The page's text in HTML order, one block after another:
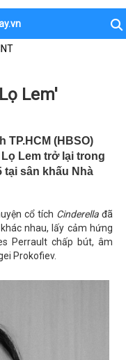
Lem'
TP.HCM (HBSO)
Lem trở lại trong
tại sân khấu Nhà
cổ tích Cinderellađã
nhau, lấy cảm hứng
Perrault chấp bút, âm
Prokofiev.